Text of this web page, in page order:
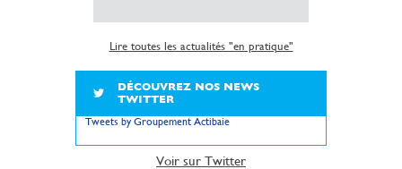
Lire toutes les actualités "en pratique"
DÉCOUVREZ NOS NEWS
TWITTER
Tweets by Groupement Actibaie
Voir sur Twitter